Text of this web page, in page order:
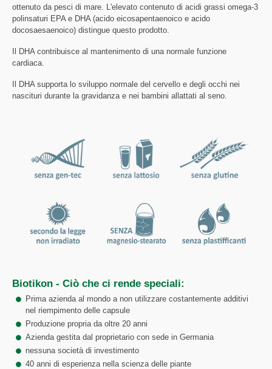
ottenuto da pesci di mare. L'elevato contenuto di acidi grassi omega-3
polinsaturi EPA e DHA (acido eicosapentaenoico e acido
docosaesaenoico) distingue questo prodotto.
Il DHA contribuisce al mantenimento di una normale funzione
cardiaca.
Il DHA supporta lo sviluppo normale del cervello e degli occhi nei
nascituri durante la gravidanza e nei bambini allattati al seno.
Biotikon - Ciò che ci rende speciali:
Prima azienda al mondo a non utilizzare costantemente additivi
nel riempimento delle capsule
Produzione propria da oltre 20 anni
Azienda gestita dal proprietario con sede in Germania
nessuna società di investimento
40 anni di esperienza nella scienza delle piante